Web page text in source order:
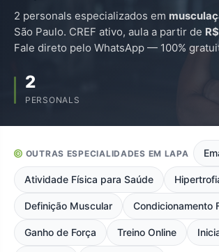
2 personals especializados em
São Paulo. CREF ativo, aula a partir de
Fale direto pelo WhatsApp — 100%
2
PERSONALS
OUTRAS ESPECIALIDADES EM LAPA
Atividade Física para Saúde
Definição Muscular Condicionamento
Ganho de Força Treino Online